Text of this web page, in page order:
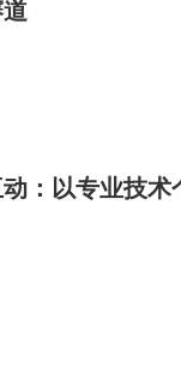
：以专业技